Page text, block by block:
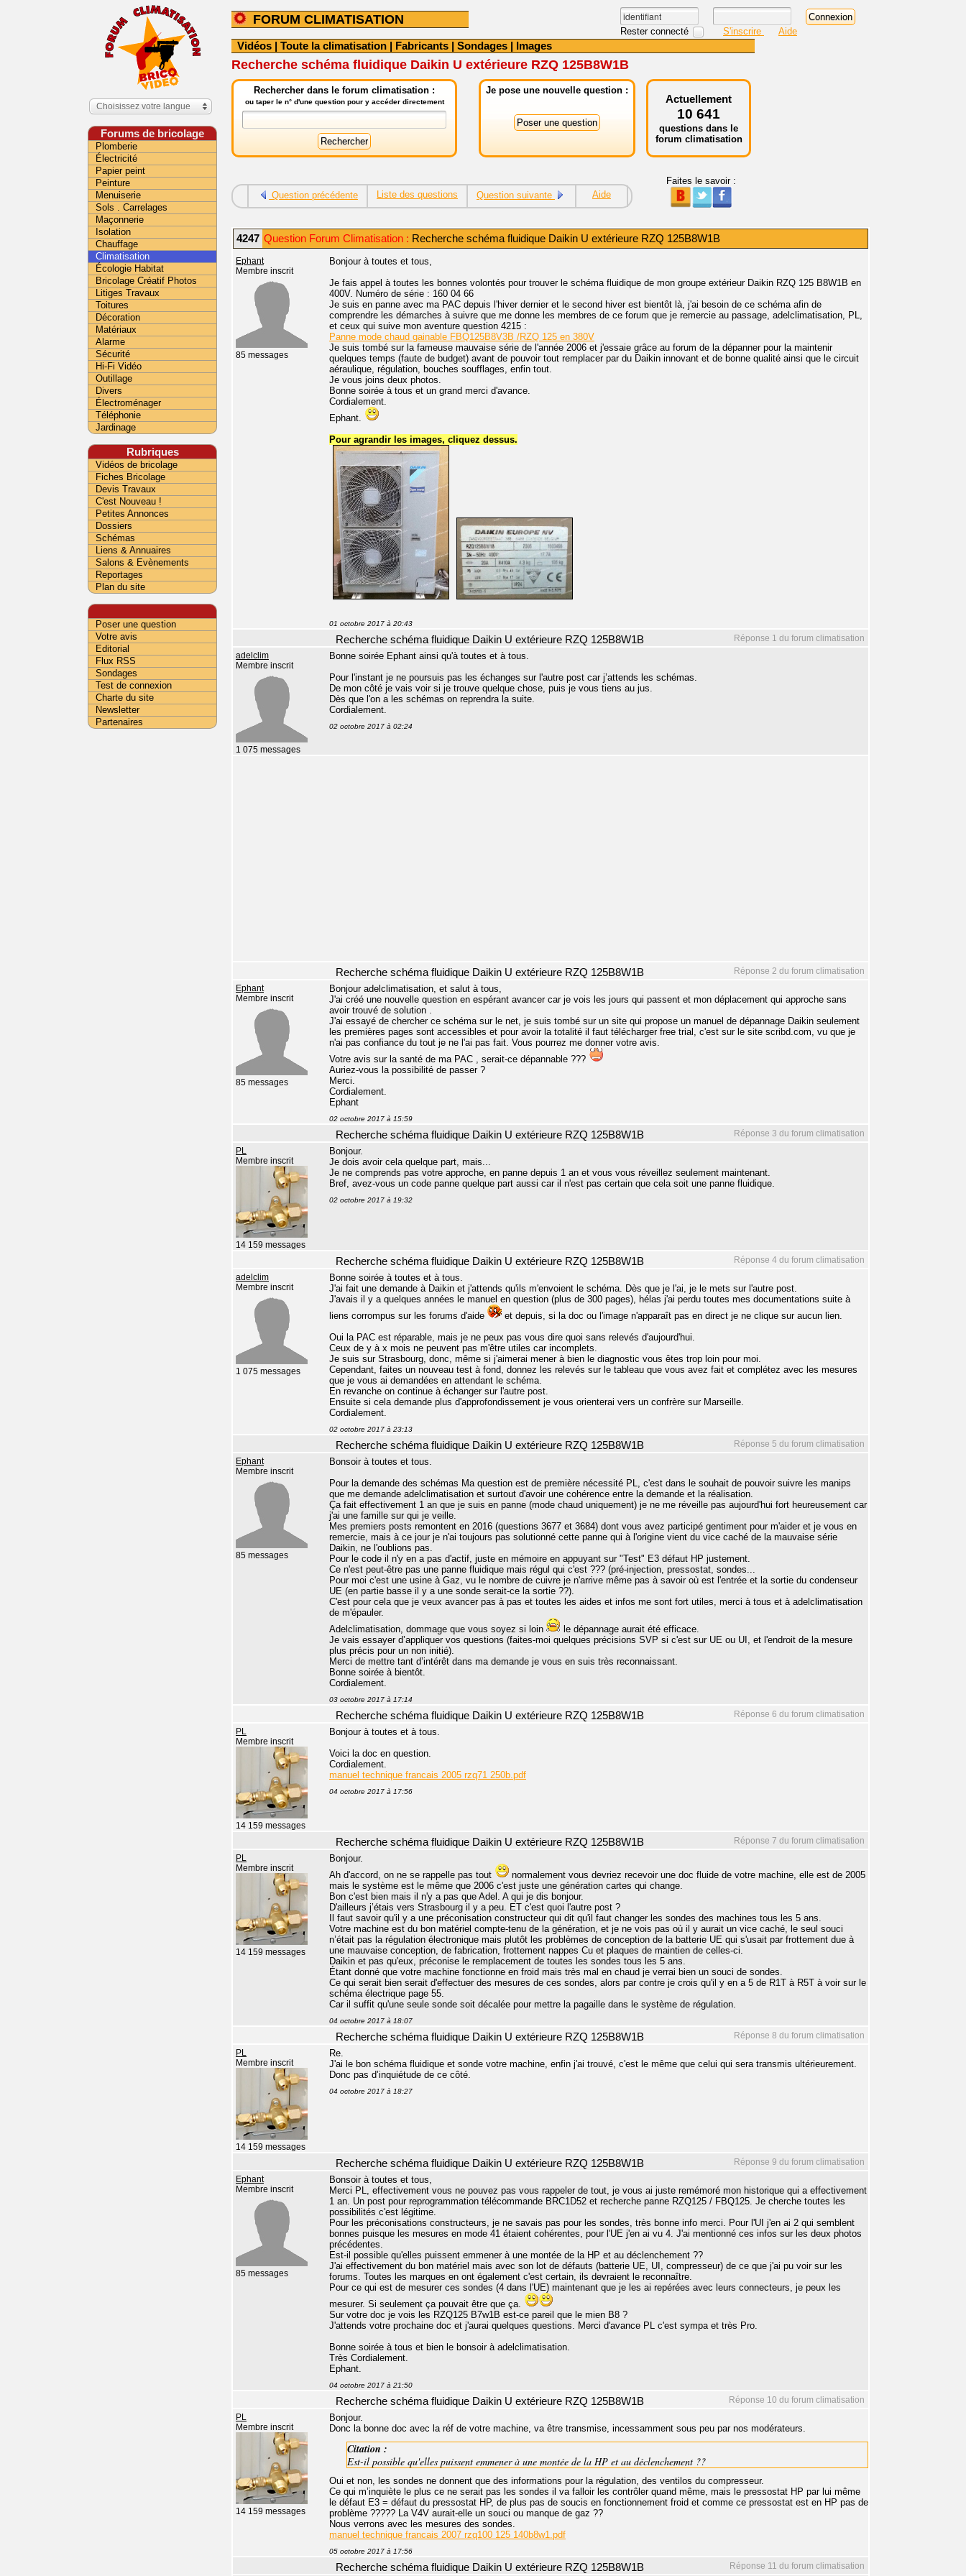
FORUM CLIMATISATION
Rester connecté S'inscrire Aide
Vidéos | Toute la climatisation | Fabricants | Sondages | Images
Recherche schéma fluidique Daikin U extérieure RZQ 125B8W1B
Rechercher dans le forum climatisation :
ou taper le n° d'une question pour y accéder directement
Je pose une nouvelle question :
Actuellement
10 641
questions dans le
forum climatisation
Question précédente Liste des questions Question suivante Aide
Faites le savoir :
4247 Question Forum Climatisation : Recherche schéma fluidique Daikin U extérieure RZQ 125B8W1B
Ephant
Membre inscrit
85 messages
Bonjour à toutes et tous,
Je fais appel à toutes les bonnes volontés pour trouver le schéma fluidique de mon groupe extérieur Daikin RZQ 125 B8W1B en
400V. Numéro de série : 160 04 66
Je suis en panne avec ma PAC depuis l'hiver dernier et le second hiver est bientôt là, j'ai besoin de ce schéma afin de
comprendre les démarches à suivre que me donne les membres de ce forum que je remercie au passage, adelclimatisation, PL,
et ceux qui suive mon aventure question 4215 :
Panne mode chaud gainable FBQ125B8V3B /RZQ 125 en 380V
Je suis tombé sur la fameuse mauvaise série de l'année 2006 et j'essaie grâce au forum de la dépanner pour la maintenir
quelques temps (faute de budget) avant de pouvoir tout remplacer par du Daikin innovant et de bonne qualité ainsi que le circuit
aéraulique, régulation, bouches soufflages, enfin tout.
Je vous joins deux photos.
Bonne soirée à tous et un grand merci d'avance.
Cordialement.
Ephant.
Pour agrandir les images, cliquez dessus.
01 octobre 2017 à 20:43
Réponse 1 du forum climatisation
Recherche schéma fluidique Daikin U extérieure RZQ 125B8W1B
adelclim
Membre inscrit
1 075 messages
Bonne soirée Ephant ainsi qu'à toutes et à tous.
Pour l'instant je ne poursuis pas les échanges sur l'autre post car j’attends les schémas.
De mon côté je vais voir si je trouve quelque chose, puis je vous tiens au jus.
Dès que l'on a les schémas on reprendra la suite.
Cordialement.
02 octobre 2017 à 02:24
Réponse 2 du forum climatisation
Recherche schéma fluidique Daikin U extérieure RZQ 125B8W1B
Ephant
Membre inscrit
85 messages
Bonjour adelclimatisation, et salut à tous,
J'ai créé une nouvelle question en espérant avancer car je vois les jours qui passent et mon déplacement qui approche sans
avoir trouvé de solution .
J'ai essayé de chercher ce schéma sur le net, je suis tombé sur un site qui propose un manuel de dépannage Daikin seulement
les premières pages sont accessibles et pour avoir la totalité il faut télécharger free trial, c'est sur le site scribd.com, vu que je
n'ai pas confiance du tout je ne l'ai pas fait. Vous pourrez me donner votre avis.
Votre avis sur la santé de ma PAC , serait-ce dépannable ???
Auriez-vous la possibilité de passer ?
Merci.
Cordialement.
Ephant
02 octobre 2017 à 15:59
Réponse 3 du forum climatisation
Recherche schéma fluidique Daikin U extérieure RZQ 125B8W1B
PL
Membre inscrit
14 159 messages
Bonjour.
Je dois avoir cela quelque part, mais...
Je ne comprends pas votre approche, en panne depuis 1 an et vous vous réveillez seulement maintenant.
Bref, avez-vous un code panne quelque part aussi car il n'est pas certain que cela soit une panne fluidique.
02 octobre 2017 à 19:32
Réponse 4 du forum climatisation
Recherche schéma fluidique Daikin U extérieure RZQ 125B8W1B
adelclim
Membre inscrit
1 075 messages
Bonne soirée à toutes et à tous.
J'ai fait une demande à Daikin et j'attends qu'ils m'envoient le schéma. Dès que je l'ai, je le mets sur l'autre post.
J'avais il y a quelques années le manuel en question (plus de 300 pages), hélas j'ai perdu toutes mes documentations suite à
liens corrompus sur les forums d'aide
et depuis, si la doc ou l'image n'apparaît pas en direct je ne clique sur aucun lien.
Oui la PAC est réparable, mais je ne peux pas vous dire quoi sans relevés d'aujourd'hui.
Ceux de y à x mois ne peuvent pas m'être utiles car incomplets.
Je suis sur Strasbourg, donc, même si j'aimerai mener à bien le diagnostic vous êtes trop loin pour moi.
Cependant, faites un nouveau test à fond, donnez les relevés sur le tableau que vous avez fait et complétez avec les mesures
que je vous ai demandées en attendant le schéma.
En revanche on continue à échanger sur l'autre post.
Ensuite si cela demande plus d'approfondissement je vous orienterai vers un confrère sur Marseille.
Cordialement.
02 octobre 2017 à 23:13
Réponse 5 du forum climatisation
Recherche schéma fluidique Daikin U extérieure RZQ 125B8W1B
Ephant
Membre inscrit
85 messages
Bonsoir à toutes et tous.
Pour la demande des schémas Ma question est de première nécessité PL, c'est dans le souhait de pouvoir suivre les manips
que me demande adelclimatisation et surtout d'avoir une cohérence entre la demande et la réalisation.
Ça fait effectivement 1 an que je suis en panne (mode chaud uniquement) je ne me réveille pas aujourd'hui fort heureusement car
j'ai une famille sur qui je veille.
Mes premiers posts remontent en 2016 (questions 3677 et 3684) dont vous avez participé gentiment pour m'aider et je vous en
remercie, mais à ce jour je n'ai toujours pas solutionné cette panne qui à l'origine vient du vice caché de la mauvaise série
Daikin, ne l'oublions pas.
Pour le code il n'y en a pas d'actif, juste en mémoire en appuyant sur "Test" E3 défaut HP justement.
Ce n'est peut-être pas une panne fluidique mais régul qui c'est ??? (pré-injection, pressostat, sondes...
Pour moi c'est une usine à Gaz, vu le nombre de cuivre je n'arrive même pas à savoir où est l'entrée et la sortie du condenseur
UE (en partie basse il y a une sonde serait-ce la sortie ??).
C'est pour cela que je veux avancer pas à pas et toutes les aides et infos me sont fort utiles, merci à tous et à adelclimatisation
de m'épauler.
Adelclimatisation, dommage que vous soyez si loin
le dépannage aurait été efficace.
Je vais essayer d’appliquer vos questions (faites-moi quelques précisions SVP si c'est sur UE ou UI, et l'endroit de la mesure
plus précis pour un non initié).
Merci de mettre tant d’intérêt dans ma demande je vous en suis très reconnaissant.
Bonne soirée à bientôt.
Cordialement.
03 octobre 2017 à 17:14
Réponse 6 du forum climatisation
Recherche schéma fluidique Daikin U extérieure RZQ 125B8W1B
PL
Membre inscrit
14 159 messages
Bonjour à toutes et à tous.
Voici la doc en question.
Cordialement.
manuel technique francais 2005 rzq71 250b.pdf
04 octobre 2017 à 17:56
Réponse 7 du forum climatisation
Recherche schéma fluidique Daikin U extérieure RZQ 125B8W1B
PL
Membre inscrit
14 159 messages
Bonjour.
Ah d'accord, on ne se rappelle pas tout
normalement vous devriez recevoir une doc fluide de votre machine, elle est de 2005
mais le système est le même que 2006 c'est juste une génération cartes qui change.
Bon c'est bien mais il n'y a pas que Adel. A qui je dis bonjour.
D'ailleurs j’étais vers Strasbourg il y a peu. ET c'est quoi l'autre post ?
Il faut savoir qu'il y a une préconisation constructeur qui dit qu'il faut changer les sondes des machines tous les 5 ans.
Votre machine est du bon matériel compte-tenu de la génération, et je ne vois pas où il y aurait un vice caché, le seul souci
n’était pas la régulation électronique mais plutôt les problèmes de conception de la batterie UE qui s'usait par frottement due à
une mauvaise conception, de fabrication, frottement nappes Cu et plaques de maintien de celles-ci.
Daikin et pas qu'eux, préconise le remplacement de toutes les sondes tous les 5 ans.
Étant donné que votre machine fonctionne en froid mais très mal en chaud je verrai bien un souci de sondes.
Ce qui serait bien serait d'effectuer des mesures de ces sondes, alors par contre je crois qu'il y en a 5 de R1T à R5T à voir sur le
schéma électrique page 55.
Car il suffit qu'une seule sonde soit décalée pour mettre la pagaille dans le système de régulation.
04 octobre 2017 à 18:07
Réponse 8 du forum climatisation
Recherche schéma fluidique Daikin U extérieure RZQ 125B8W1B
PL
Membre inscrit
14 159 messages
Re.
J'ai le bon schéma fluidique et sonde votre machine, enfin j'ai trouvé, c'est le même que celui qui sera transmis ultérieurement.
Donc pas d’inquiétude de ce côté.
04 octobre 2017 à 18:27
Réponse 9 du forum climatisation
Recherche schéma fluidique Daikin U extérieure RZQ 125B8W1B
Ephant
Membre inscrit
85 messages
Bonsoir à toutes et tous,
Merci PL, effectivement vous ne pouvez pas vous rappeler de tout, je vous ai juste remémoré mon historique qui a effectivement
1 an. Un post pour reprogrammation télécommande BRC1D52 et recherche panne RZQ125 / FBQ125. Je cherche toutes les
possibilités c'est légitime.
Pour les préconisations constructeurs, je ne savais pas pour les sondes, très bonne info merci. Pour l'UI j'en ai 2 qui semblent
bonnes puisque les mesures en mode 41 étaient cohérentes, pour l'UE j'en ai vu 4. J'ai mentionné ces infos sur les deux photos
précédentes.
Est-il possible qu'elles puissent emmener à une montée de la HP et au déclenchement ??
J'ai effectivement du bon matériel mais avec son lot de défauts (batterie UE, UI, compresseur) de ce que j'ai pu voir sur les
forums. Toutes les marques en ont également c'est certain, ils devraient le reconnaître.
Pour ce qui est de mesurer ces sondes (4 dans l'UE) maintenant que je les ai repérées avec leurs connecteurs, je peux les
mesurer. Si seulement ça pouvait être que ça.
Sur votre doc je vois les RZQ125 B7w1B est-ce pareil que le mien B8 ?
J'attends votre prochaine doc et j'aurai quelques questions. Merci d'avance PL c'est sympa et très Pro.
Bonne soirée à tous et bien le bonsoir à adelclimatisation.
Très Cordialement.
Ephant.
04 octobre 2017 à 21:50
Réponse 10 du forum climatisation
Recherche schéma fluidique Daikin U extérieure RZQ 125B8W1B
PL
Membre inscrit
14 159 messages
Bonjour.
Donc la bonne doc avec la réf de votre machine, va être transmise, incessamment sous peu par nos modérateurs.
Citation :
Est-il possible qu'elles puissent emmener à une montée de la HP et au déclenchement ??
Oui et non, les sondes ne donnent que des informations pour la régulation, des ventilos du compresseur.
Ce qui m’inquiète le plus ce ne serait pas les sondes il va falloir les contrôler quand même, mais le pressostat HP par lui même
le défaut E3 = défaut du pressostat HP, de plus pas de soucis en fonctionnement froid et comme ce pressostat est en HP pas de
problème ????? La V4V aurait-elle un souci ou manque de gaz ??
Nous verrons avec les mesures des sondes.
manuel technique francais 2007 rzq100 125 140b8w1.pdf
05 octobre 2017 à 17:56
Réponse 11 du forum climatisation
Recherche schéma fluidique Daikin U extérieure RZQ 125B8W1B
Choisissez votre langue
Forums de bricolage
Plomberie
Électricité
Papier peint
Peinture
Menuiserie
Sols . Carrelages
Maçonnerie
Isolation
Chauffage
Climatisation
Écologie Habitat
Bricolage Créatif Photos
Litiges Travaux
Toitures
Décoration
Matériaux
Alarme
Sécurité
Hi-Fi Vidéo
Outillage
Divers
Électroménager
Téléphonie
Jardinage
Rubriques
Vidéos de bricolage
Fiches Bricolage
Devis Travaux
C'est Nouveau !
Petites Annonces
Dossiers
Schémas
Liens & Annuaires
Salons & Evènements
Reportages
Plan du site
Poser une question
Votre avis
Editorial
Flux RSS
Sondages
Test de connexion
Charte du site
Newsletter
Partenaires